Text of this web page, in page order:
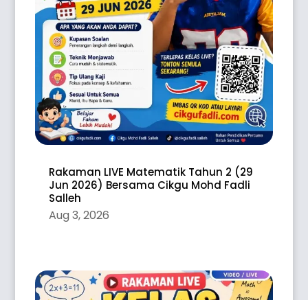
Rakaman LIVE Matematik Tahun 2 (29
Jun 2026) Bersama Cikgu Mohd Fadli
Salleh
Aug 3, 2026